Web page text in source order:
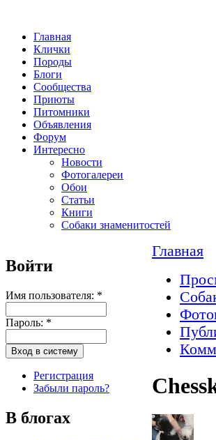
Главная
Клички
Породы
Блоги
Сообщества
Приюты
Питомники
Объявления
Форум
Интересно
Новости
Фотогалереи
Обои
Статьи
Книги
Собаки знаменитостей
Войти
Имя пользователя: *
Пароль: *
Регистрация
Забыли пароль?
В блогах
Главная